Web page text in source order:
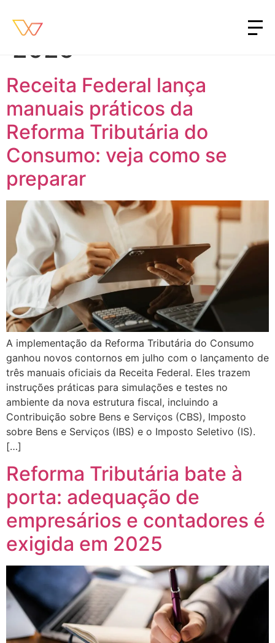
Dia:
2025
Receita Federal lança
manuais práticos da
Reforma Tributária do
Consumo: veja como se
preparar
A implementação da Reforma Tributária do Consumo
ganhou novos contornos em julho com o lançamento de
três manuais oficiais da Receita Federal. Eles trazem
instruções práticas para simulações e testes no
ambiente da nova estrutura fiscal, incluindo a
Contribuição sobre Bens e Serviços (CBS), Imposto
sobre Bens e Serviços (IBS) e o Imposto Seletivo (IS).
[…]
Reforma Tributária bate à
porta: adequação de
empresários e contadores é
exigida em 2025